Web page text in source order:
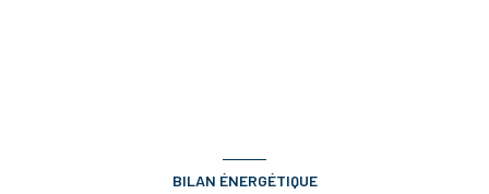
BILAN ÉNERGÉTIQUE